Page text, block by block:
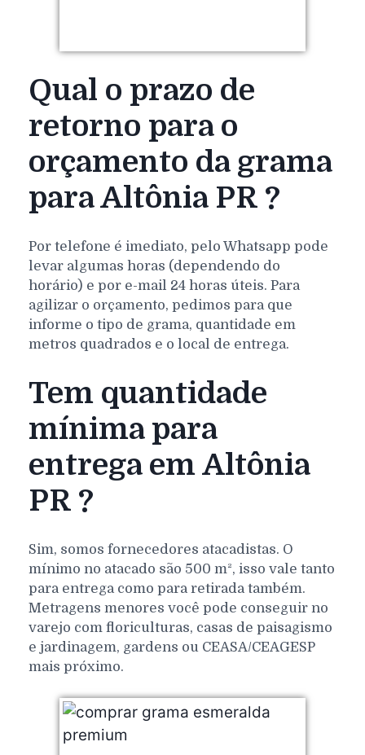
Qual o prazo de
retorno para o
orçamento da grama
para Altônia PR ?
Por telefone é imediato, pelo Whatsapp pode
levar algumas horas (dependendo do
horário) e por e-mail 24 horas úteis. Para
agilizar o orçamento, pedimos para que
informe o tipo de grama, quantidade em
metros quadrados e o local de entrega.
Tem quantidade
mínima para
entrega em Altônia
PR ?
Sim, somos fornecedores atacadistas. O
mínimo no atacado são 500 m², isso vale tanto
para entrega como para retirada também.
Metragens menores você pode conseguir no
varejo com floriculturas, casas de paisagismo
e jardinagem, gardens ou CEASA/CEAGESP
mais próximo.